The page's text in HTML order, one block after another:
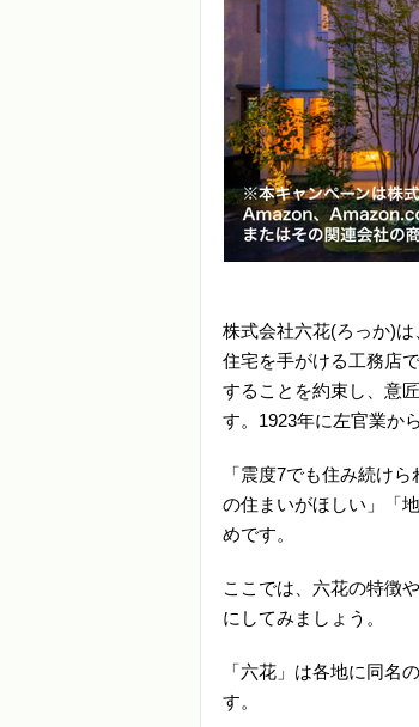
株式会社六花(ろっか)
住宅を手がける工務店
することを約束し、意
す。1923年に左官業か
「震度7でも住み続け
の住まいがほしい」「
めです。
ここでは、六花の特徴
にしてみましょう。
「六花」は各地に同名
す。